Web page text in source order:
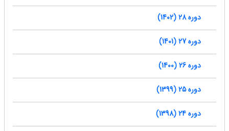
دوره 28 (1402)
دوره 27 (1401)
دوره 26 (1400)
دوره 25 (1399)
دوره 24 (1398)